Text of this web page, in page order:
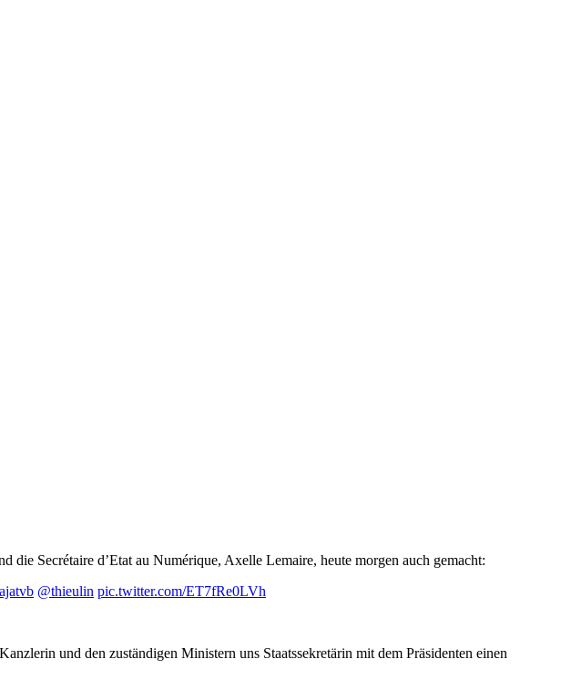
Secrétaire d’Etat au Numérique, Axelle Lemaire, heute morgen auch gemacht:
@thieulin pic.twitter.com/ET7fRe0LVh
und den zuständigen Ministern uns Staatssekretärin mit dem Präsidenten einen